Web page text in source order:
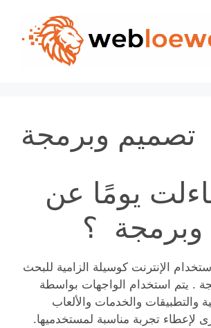
content
تصميم وبرمجة
يومًا عن
وبرمجة ؟
الإنترنت كوسيلة الزامية للبحث
. يتم استخدام الواجهات بواسطة
والتطبيقات والخدمات والألعاب
لإعطاء تجربة مناسبة لمستخدميها.